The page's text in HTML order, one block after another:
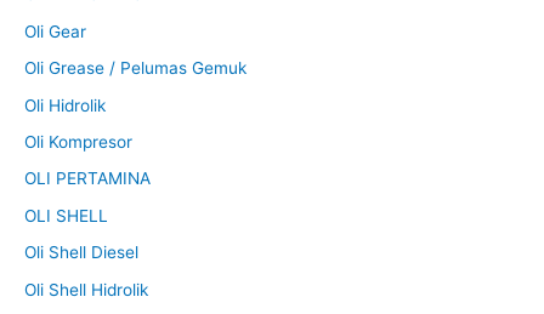
Oli Gear
Oli Grease / Pelumas Gemuk
Oli Hidrolik
Oli Kompresor
OLI PERTAMINA
OLI SHELL
Oli Shell Diesel
Oli Shell Hidrolik